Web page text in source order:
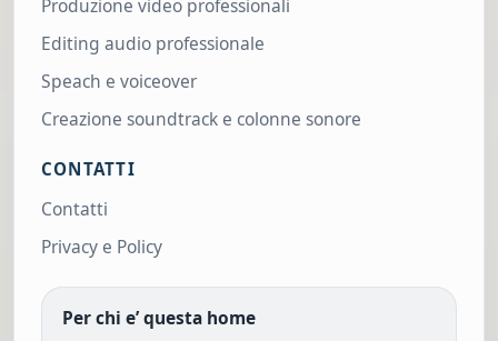
Produzione video professionali
Editing audio professionale
Speach e voiceover
Creazione soundtrack e colonne sonore
CONTATTI
Contatti
Privacy e Policy
Per chi e’ questa home